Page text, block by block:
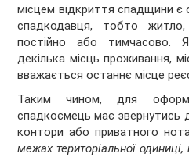
місцем відкриття спадщини є
спадкодавця, тобто
постійно або тимчасово.
декілька місць проживання,
вважається останнє місце
Таким чином, для
спадкоємець має звернутись
контори або приватного
межах територіальної